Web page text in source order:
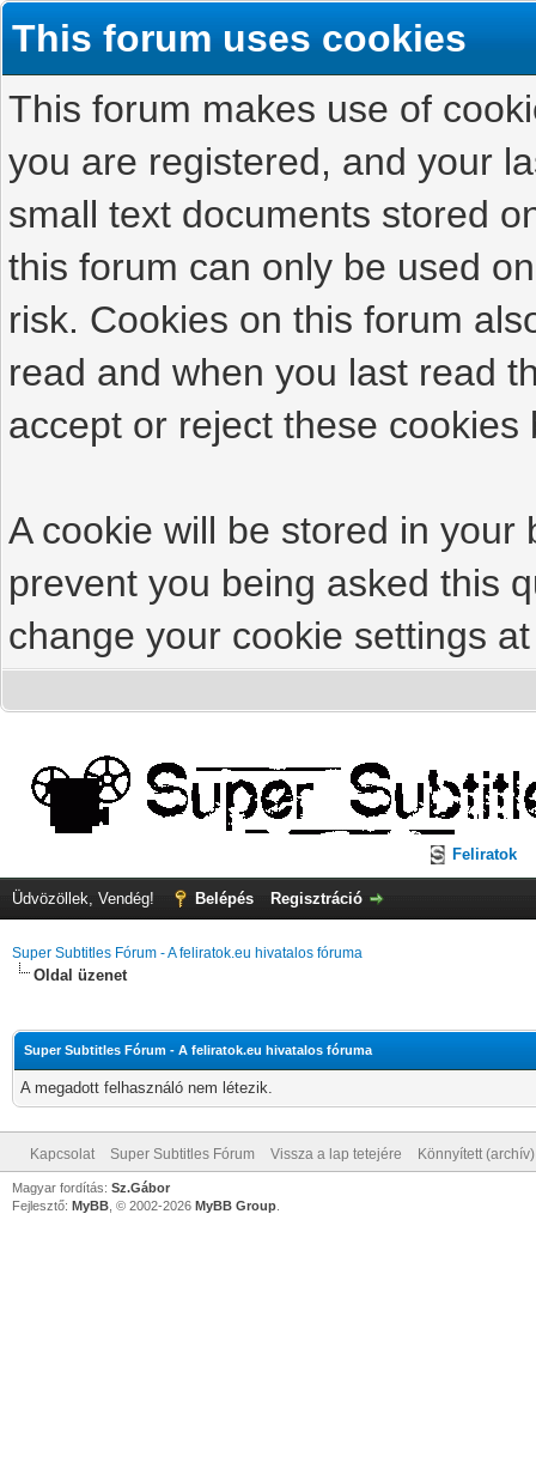
This forum uses cookies
This forum makes use of
you are registered, and your
small text documents stored
this forum can only be used
risk. Cookies on this forum
read and when you last read
accept or reject these cookies
A cookie will be stored in
prevent you being asked this
change your cookie settings
Feliratok
Üdvözöllek, Vendég! Belépés Regisztráció
Super Subtitles Fórum - A feliratok.eu hivatalos fóruma
Oldal üzenet
Super Subtitles Fórum - A feliratok.eu hivatalos fóruma
A megadott felhasználó nem létezik.
Kapcsolat Super Subtitles Fórum Vissza a lap tetejére Könnyített
Magyar fordítás: Sz.Gábor
Fejlesztő: MyBB , © 2002-2026 MyBB Group